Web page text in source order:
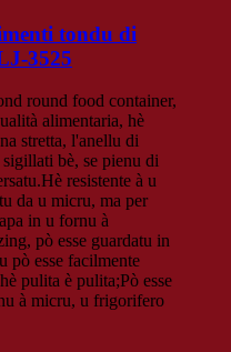
tondu di
3525
round food container,
alimentaria, hè
stretta, l'anellu di
bè, se pienu di
resistente à u
da u micru, ma per
in u fornu à
pò esse guardatu in
pò esse facilmente
pulita è pulita;Pò esse
à micru, u frigorifero